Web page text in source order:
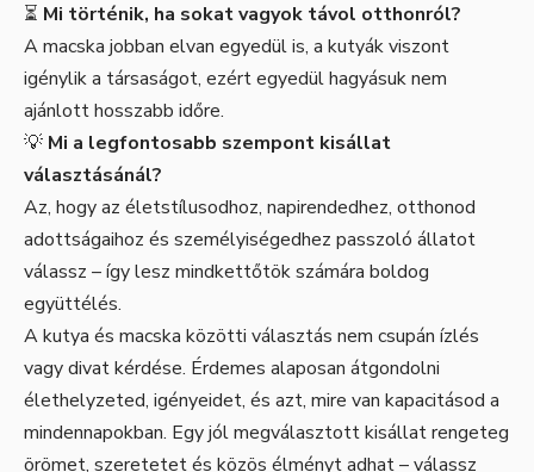
⏳ Mi történik, ha sokat vagyok távol otthonról?
A macska jobban elvan egyedül is, a kutyák viszont
igénylik a társaságot, ezért egyedül hagyásuk nem
ajánlott hosszabb időre.
💡 Mi a legfontosabb szempont kisállat
választásánál?
Az, hogy az életstílusodhoz, napirendedhez, otthonod
adottságaihoz és személyiségedhez passzoló állatot
válassz – így lesz mindkettőtök számára boldog
együttélés.
A kutya és macska közötti választás nem csupán ízlés
vagy divat kérdése. Érdemes alaposan átgondolni
élethelyzeted, igényeidet, és azt, mire van kapacitásod a
mindennapokban. Egy jól megválasztott kisállat rengeteg
örömet, szeretetet és közös élményt adhat – válassz